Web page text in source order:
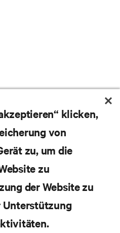
Newsletter und erhalten
aktuellen Diskussionen
Experten in das
klicken,
von
zu, um die
zu
der Website zu
Unterstützung